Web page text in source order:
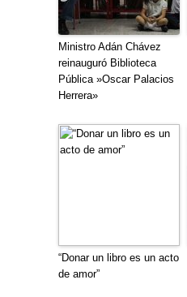
Ministro Adán Chávez
reinauguró Biblioteca
Pública »Oscar Palacios
Herrera»
“Donar un libro es un acto
de amor”